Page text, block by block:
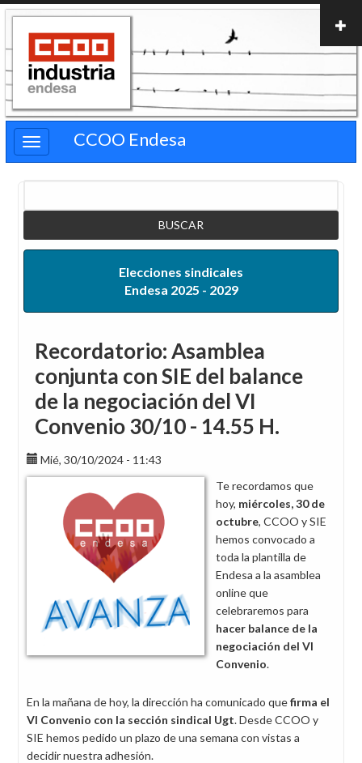
Pasar
contenido
principal
CCOO Endesa
Elecciones sindicales
Endesa 2025 - 2029
Recordatorio: Asamblea
conjunta con SIE del balance
de la negociación del VI
Convenio 30/10 - 14.55 H.
Mié, 30/10/2024 - 11:43
Te recordamos que
hoy, miércoles, 30 de
octubre, CCOO y SIE
hemos convocado a
toda la plantilla de
Endesa a la asamblea
online que
celebraremos para
hacer balance de la
negociación del VI
Convenio.
En la mañana de hoy, la dirección ha comunicado quefirma el
VI Convenio con la sección sindical Ugt. Desde CCOO y
SIE hemos pedido un plazo de una semana con vistas a
decidir nuestra adhesión.